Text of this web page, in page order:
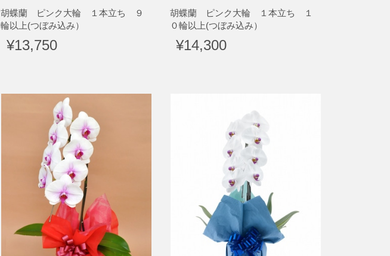
胡蝶蘭 ピンク大輪 １本立ち ９
輪以上(つぼみ込み）
¥13,750
胡蝶蘭 ピンク大輪 １本立ち １
０輪以上(つぼみ込み）
¥14,300